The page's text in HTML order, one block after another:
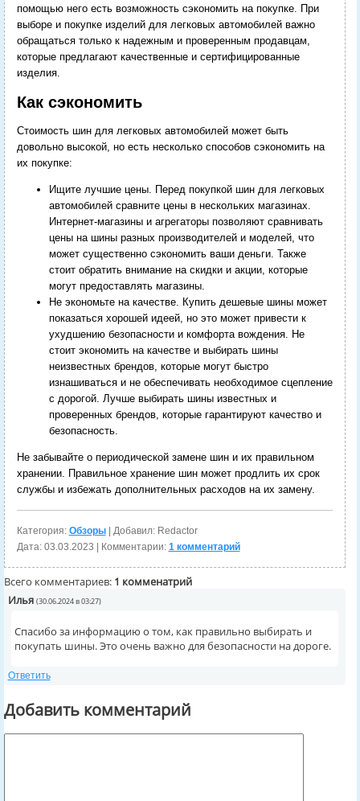
помощью него есть возможность сэкономить на покупке. При
выборе и покупке изделий для легковых автомобилей важно
обращаться только к надежным и проверенным продавцам,
которые предлагают качественные и сертифицированные
изделия.
Как сэкономить
Стоимость шин для легковых автомобилей может быть
довольно высокой, но есть несколько способов сэкономить на
их покупке:
Ищите лучшие цены. Перед покупкой шин для легковых
автомобилей сравните цены в нескольких магазинах.
Интернет-магазины и агрегаторы позволяют сравнивать
цены на шины разных производителей и моделей, что
может существенно сэкономить ваши деньги. Также
стоит обратить внимание на скидки и акции, которые
могут предоставлять магазины.
Не экономьте на качестве. Купить дешевые шины может
показаться хорошей идеей, но это может привести к
ухудшению безопасности и комфорта вождения. Не
стоит экономить на качестве и выбирать шины
неизвестных брендов, которые могут быстро
изнашиваться и не обеспечивать необходимое сцепление
с дорогой. Лучше выбирать шины известных и
проверенных брендов, которые гарантируют качество и
безопасность.
Не забывайте о периодической замене шин и их правильном
хранении. Правильное хранение шин может продлить их срок
службы и избежать дополнительных расходов на их замену.
Категория: Обзоры| Добавил: Redactor
Дата: 03.03.2023 | Комментарии: 1 комментарий
Всего комментариев: 1 комменатрий
Илья (30.06.2024 в 03:27)
Спасибо за информацию о том, как правильно выбирать и
покупать шины. Это очень важно для безопасности на дороге.
Ответить
Добавить комментарий